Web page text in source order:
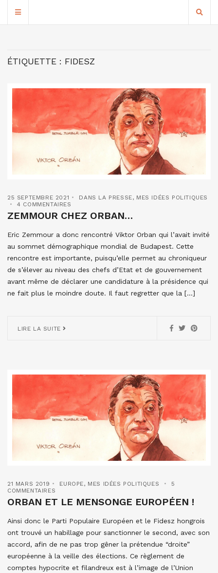
ÉTIQUETTE : FIDESZ
25 SEPTEMBRE 2021 DANS LA PRESSE, MES IDÉES POLITIQUES
4 COMMENTAIRES
ZEMMOUR CHEZ ORBAN…
Eric Zemmour a donc rencontré Viktor Orban qui l’avait invité
au sommet démographique mondial de Budapest. Cette
rencontre est importante, puisqu’elle permet au chroniqueur
de s’élever au niveau des chefs d’Etat et de gouvernement
avant même de déclarer une candidature à la présidence qui
ne fait plus le moindre doute. Il faut regretter que la […]
LIRE LA SUITE
21 MARS 2019 EUROPE, MES IDÉES POLITIQUES
5
COMMENTAIRES
ORBAN ET LE MENSONGE EUROPÉEN !
Ainsi donc le Parti Populaire Européen et le Fidesz hongrois
ont trouvé un habillage pour sanctionner le second, avec son
accord, afin de ne pas trop gêner la prétendue “droite”
européenne à la veille des élections. Ce règlement de
comptes hypocrite et filandreux est à l’image de l’Union